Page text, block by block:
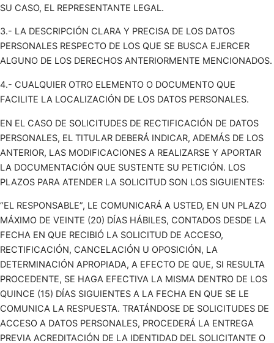
SU CASO, EL REPRESENTANTE LEGAL.
3.- LA DESCRIPCIÓN CLARA Y PRECISA DE LOS DATOS
PERSONALES RESPECTO DE LOS QUE SE BUSCA EJERCER
ALGUNO DE LOS DERECHOS ANTERIORMENTE MENCIONADOS.
4.- CUALQUIER OTRO ELEMENTO O DOCUMENTO QUE
FACILITE LA LOCALIZACIÓN DE LOS DATOS PERSONALES.
EN EL CASO DE SOLICITUDES DE RECTIFICACIÓN DE DATOS
PERSONALES, EL TITULAR DEBERÁ INDICAR, ADEMÁS DE LOS
ANTERIOR, LAS MODIFICACIONES A REALIZARSE Y APORTAR
LA DOCUMENTACIÓN QUE SUSTENTE SU PETICIÓN. LOS
PLAZOS PARA ATENDER LA SOLICITUD SON LOS SIGUIENTES:
“EL RESPONSABLE”, LE COMUNICARÁ A USTED, EN UN PLAZO
MÁXIMO DE VEINTE (20) DÍAS HÁBILES, CONTADOS DESDE LA
FECHA EN QUE RECIBIÓ LA SOLICITUD DE ACCESO,
RECTIFICACIÓN, CANCELACIÓN U OPOSICIÓN, LA
DETERMINACIÓN APROPIADA, A EFECTO DE QUE, SI RESULTA
PROCEDENTE, SE HAGA EFECTIVA LA MISMA DENTRO DE LOS
QUINCE (15) DÍAS SIGUIENTES A LA FECHA EN QUE SE LE
COMUNICA LA RESPUESTA. TRATÁNDOSE DE SOLICITUDES DE
ACCESO A DATOS PERSONALES, PROCEDERÁ LA ENTREGA
PREVIA ACREDITACIÓN DE LA IDENTIDAD DEL SOLICITANTE O